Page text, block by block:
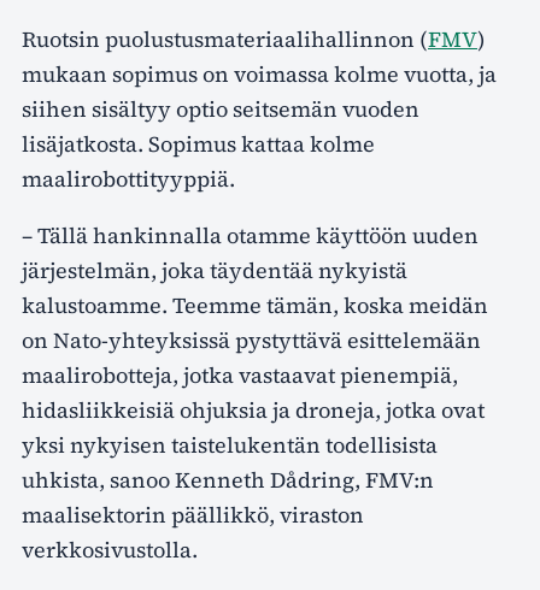
Ruotsin puolustusmateriaalihallinnon (FMV)
mukaan sopimus on voimassa kolme vuotta, ja
siihen sisältyy optio seitsemän vuoden
lisäjatkosta. Sopimus kattaa kolme
maalirobottityyppiä.
– Tällä hankinnalla otamme käyttöön uuden
järjestelmän, joka täydentää nykyistä
kalustoamme. Teemme tämän, koska meidän
on Nato-yhteyksissä pystyttävä esittelemään
maalirobotteja, jotka vastaavat pienempiä,
hidasliikkeisiä ohjuksia ja droneja, jotka ovat
yksi nykyisen taistelukentän todellisista
uhkista, sanoo Kenneth Dådring, FMV:n
maalisektorin päällikkö, viraston
verkkosivustolla.